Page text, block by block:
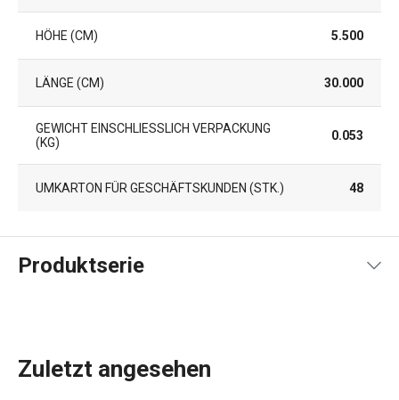
HÖHE (CM) 5.500
LÄNGE (CM) 30.000
GEWICHT EINSCHLIESSLICH VERPACKUNG (
KG)
0.053
UMKARTON FÜR GESCHÄFTSKUNDEN (STK.) 48
Produktserie
Zuletzt angesehen